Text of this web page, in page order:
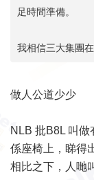
足時間準備。
我相信三大集團
做人公道少少
NLB 批B8L 叫做
係座椅上，睇得
相比之下，人哋